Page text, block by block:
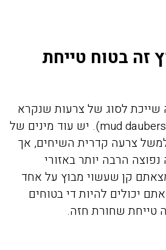
זה בטוח טייחת
לסוג של צרעות שנקרא
"טייחות" (באנגלית – mud daubers). יש עוד מינים של
צרעה קדרית השיחים, אך
הרבה יותר באזורי
קן שעשוי מבוץ על אחד
יכולים להיות די בטוחים
שחורת חזה.